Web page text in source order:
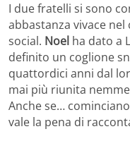
I due fratelli si sono
abbastanza vivace
social. Noel ha dato a
definito un coglione
quattordici anni dal
mai più riunita
Anche se…
vale la pena di